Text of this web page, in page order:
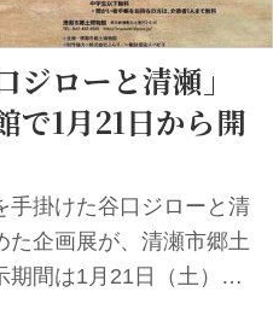
ローと清瀬」
で1月21日から開
手掛けた谷口ジローと清
た企画展が、清瀬市郷土
期間は1月21日（土）か